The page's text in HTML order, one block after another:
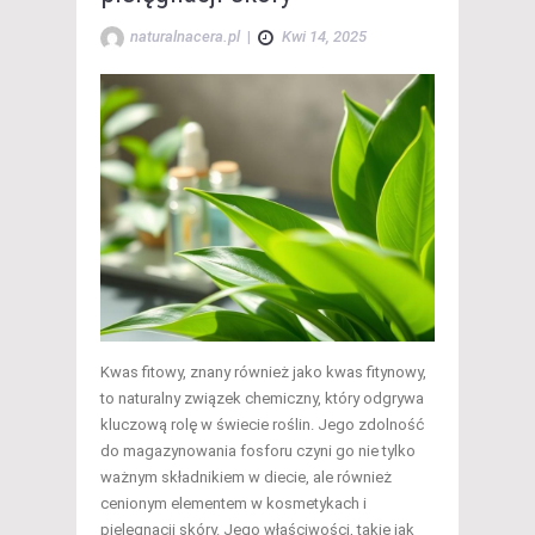
naturalnacera.pl | Kwi 14, 2025
Kwas fitowy, znany również jako kwas fitynowy,
to naturalny związek chemiczny, który odgrywa
kluczową rolę w świecie roślin. Jego zdolność
do magazynowania fosforu czyni go nie tylko
ważnym składnikiem w diecie, ale również
cenionym elementem w kosmetykach i
pielęgnacji skóry. Jego właściwości, takie jak